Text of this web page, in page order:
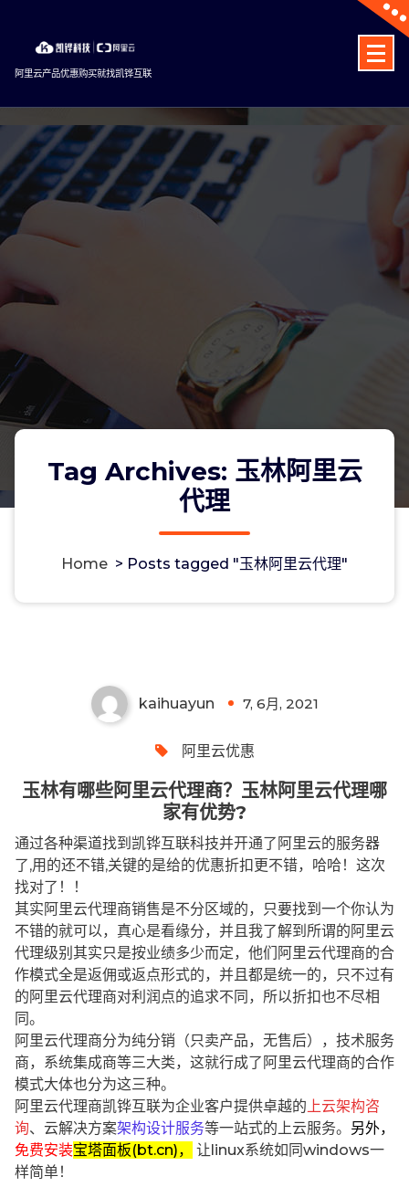
content
阿里云产品优惠购买就找凯铧互联
Tag Archives: 玉林阿里云
代理
Home > Posts tagged "玉林阿里云代理"
kaihuayun 7, 6月, 2021
阿里云优惠
玉林有哪些阿里云代理商？玉林阿里云代理哪
家有优势?
通过各种渠道找到凯铧互联科技并开通了阿里云的服务器
了,用的还不错,关键的是给的优惠折扣更不错，哈哈！这次
找对了！！
其实阿里云代理商销售是不分区域的，只要找到一个你认为
不错的就可以，真心是看缘分，并且我了解到所谓的阿里云
代理级别其实只是按业绩多少而定，他们阿里云代理商的合
作模式全是返佣或返点形式的，并且都是统一的，只不过有
的阿里云代理商对利润点的追求不同，所以折扣也不尽相
同。
阿里云代理商分为纯分销（只卖产品，无售后），技术服务
商，系统集成商等三大类，这就行成了阿里云代理商的合作
模式大体也分为这三种。
阿里云代理商凯铧互联为企业客户提供卓越的 上云架构咨
询、云解决方案架构设计服务等一站式的上云服务。 另外，
免费安装宝塔面板(bt.cn)，
让linux系统如同windows一
样简单！